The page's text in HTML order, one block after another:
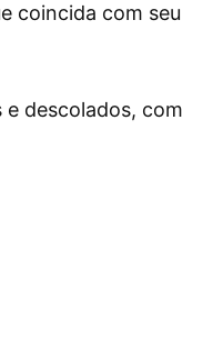
coincida com seu
descolados, com